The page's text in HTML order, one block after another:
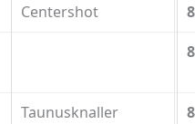
Centershot
Taunusknaller